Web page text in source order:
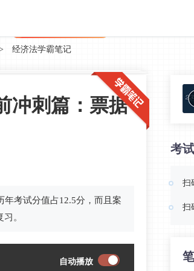
经济法学霸笔记
冲刺篇：票据
年考试分值占12.5分，而且案
。
自动播放
考
扫
扫